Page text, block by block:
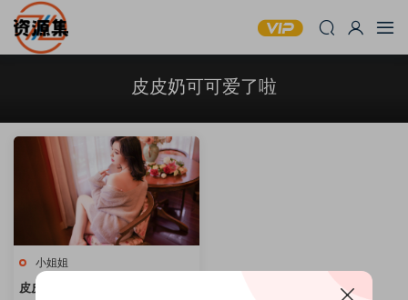
皮皮奶可可爱了啦
小姐姐
皮皮奶可可爱了啦 – 写真作品合